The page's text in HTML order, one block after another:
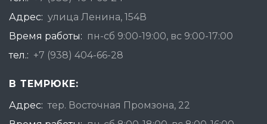
Адрес: улица Ленина, 154В
Время работы: пн-сб 9:00-19:00, вс 9:00-17:00
тел.: +7 (938) 404-66-28
В ТЕМРЮКЕ:
Адрес: тер. Восточная Промзона, 22